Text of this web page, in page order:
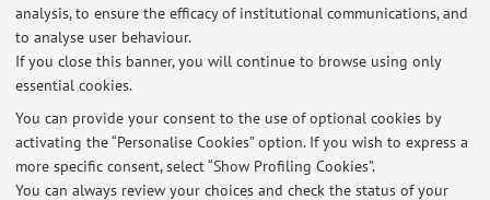
analysis, to ensure the efficacy of institutional communications, and
to analyse user behaviour.
If you close this banner, you will continue to browse using only
essential cookies.
You can provide your consent to the use of optional cookies by
activating the “Personalise Cookies” option. If you wish to express a
more specific consent, select “Show Profiling Cookies”.
You can always review your choices and check the status of your
Lezione Filosofia Morale M-Z 20 febbraio annullata
Published on: February 20 2026
Lezione di Antropologia Filosofica 11 febbraio ANNULLATA - inizio
lezioni 12 febbraio
Published on: February 08 2026
Ricevimento 10 dicembre